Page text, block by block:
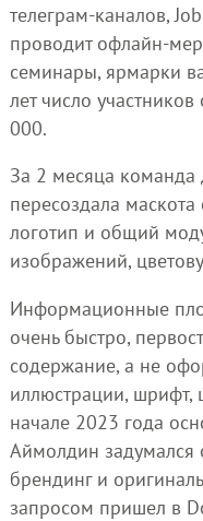
телеграм-каналов,
проводит офлайн-
семинары, ярмарки
лет число
000.
За 2 месяца
пересоздала
логотип и общий
изображений,
Информационные
очень быстро,
содержание, а не
иллюстрации, шрифт,
начале 2023 года
Аймолдин задумался
брендинг и
запросом пришел в